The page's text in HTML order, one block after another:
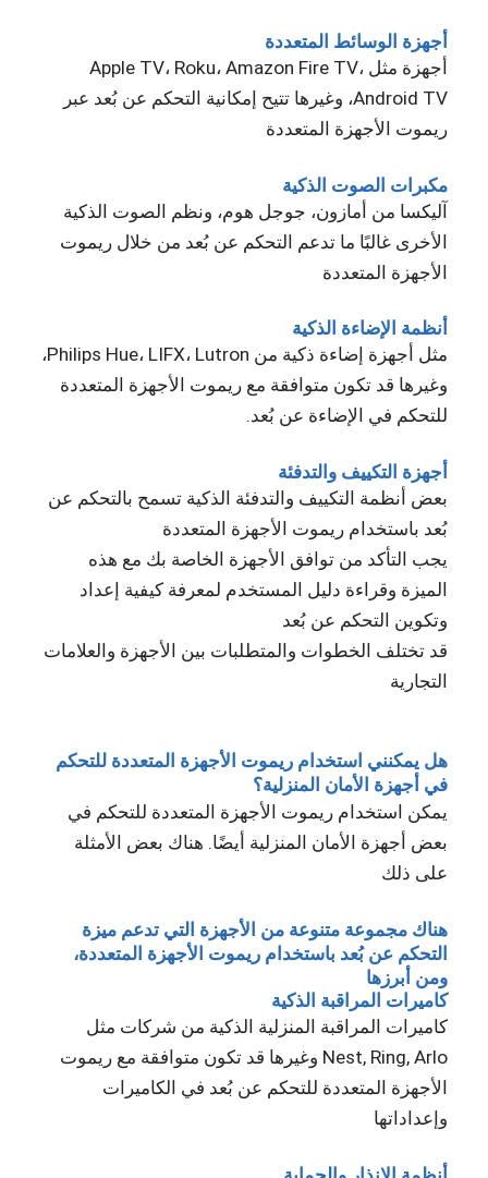
أجهزة الوسائط المتعددة
أجهزة مثل Apple TV، Roku، Amazon Fire TV،
Android TV، وغيرها تتيح إمكانية التحكم عن بُعد عبر
ريموت الأجهزة المتعددة
مكبرات الصوت الذكية
آليكسا من أمازون، جوجل هوم، ونظم الصوت الذكية
الأخرى غالبًا ما تدعم التحكم عن بُعد من خلال ريموت
الأجهزة المتعددة
أنظمة الإضاءة الذكية
مثل أجهزة إضاءة ذكية من Philips Hue، LIFX، Lutron،
وغيرها قد تكون متوافقة مع ريموت الأجهزة المتعددة
للتحكم في الإضاءة عن بُعد.
أجهزة التكييف والتدفئة
بعض أنظمة التكييف والتدفئة الذكية تسمح بالتحكم عن
بُعد باستخدام ريموت الأجهزة المتعددة
يجب التأكد من توافق الأجهزة الخاصة بك مع هذه
الميزة وقراءة دليل المستخدم لمعرفة كيفية إعداد
وتكوين التحكم عن بُعد
قد تختلف الخطوات والمتطلبات بين الأجهزة والعلامات
التجارية
هل يمكنني استخدام ريموت الأجهزة المتعددة للتحكم
في أجهزة الأمان المنزلية؟
يمكن استخدام ريموت الأجهزة المتعددة للتحكم في
بعض أجهزة الأمان المنزلية أيضًا. هناك بعض الأمثلة
على ذلك
هناك مجموعة متنوعة من الأجهزة التي تدعم ميزة
التحكم عن بُعد باستخدام ريموت الأجهزة المتعددة،
ومن أبرزها
كاميرات المراقبة الذكية
كاميرات المراقبة المنزلية الذكية من شركات مثل
Nest, Ring, Arlo وغيرها قد تكون متوافقة مع ريموت
الأجهزة المتعددة للتحكم عن بُعد في الكاميرات
وإعداداتها